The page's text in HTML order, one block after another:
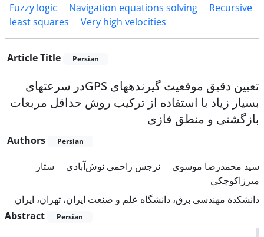
Fuzzy logic
Navigation equations solving
Recursive
least squares
Very high velocities
Article Title Persian
تعیین دقیق موقعیت گیرنده­های GPSدر سرعت­های
بسیار زیاد با استفاده از ترکیب روش حداقل مربعات
بازگشتی و منطق فازی
Authors Persian
سید محمدرضا موسوی نرجس راحمی نوش‌آبادی
ستار
میرزاکوچکی
دانشکدة مهندسی برق، دانشگاه علم و صنعت ایران، تهران، ایران
Abstract
Persian